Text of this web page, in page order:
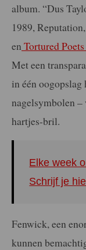
album. “Dus
1989,
en Tortured
Met een
in één oogopslag
nagelsymbolen –
hartjes-bril.
Elke week
Schrijf je
Fenwick, een
kunnen